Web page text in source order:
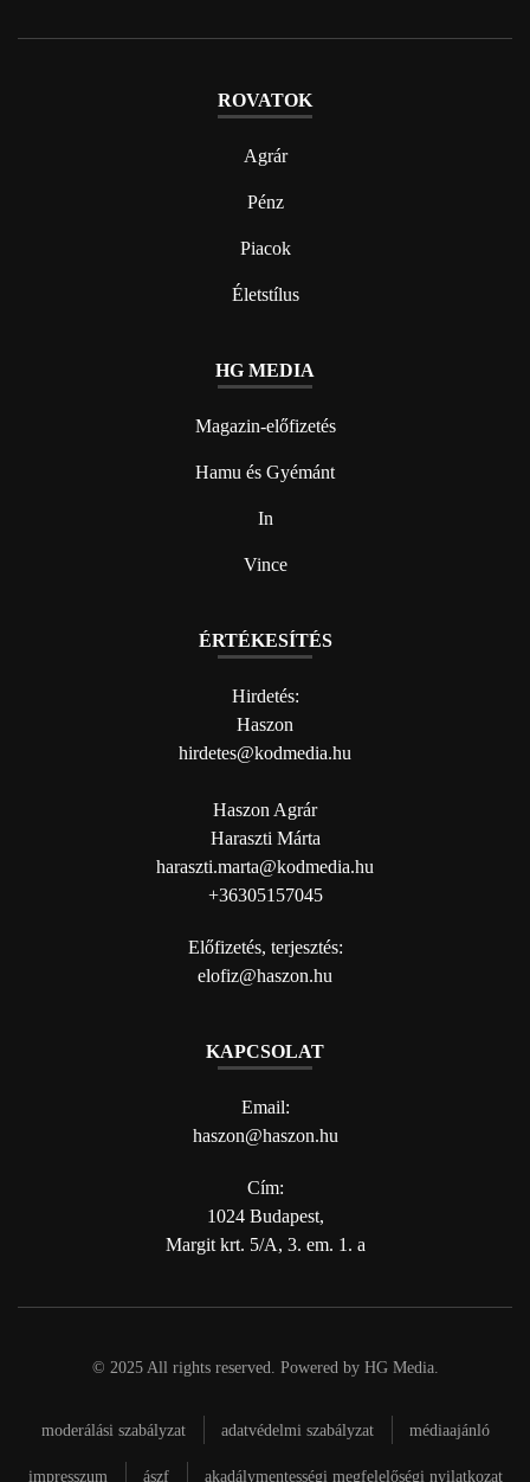
ROVATOK
Agrár
Pénz
Piacok
Életstílus
HG MEDIA
Magazin-előfizetés
Hamu és Gyémánt
In
Vince
ÉRTÉKESÍTÉS
Hirdetés:
Haszon
hirdetes@kodmedia.hu
Haszon Agrár
Haraszti Márta
haraszti.marta@kodmedia.hu
+36305157045
Előfizetés, terjesztés:
elofiz@haszon.hu
KAPCSOLAT
Email:
haszon@haszon.hu
Cím:
1024 Budapest,
Margit krt. 5/A, 3. em. 1. a
© 2025 All rights reserved. Powered by HG Media.
moderálási szabályzat adatvédelmi szabályzat médiaajánló
impresszum ászf akadálymentességi megfelelőségi nyilatkozat